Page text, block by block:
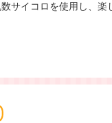
サイコロを使用し、